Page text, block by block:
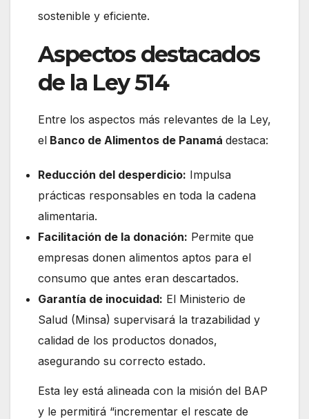
sostenible y eficiente.
Aspectos destacados
de la Ley 514
Entre los aspectos más relevantes de la Ley,
el Banco de Alimentos de Panamá destaca:
Reducción del desperdicio: Impulsa
prácticas responsables en toda la cadena
alimentaria.
Facilitación de la donación: Permite que
empresas donen alimentos aptos para el
consumo que antes eran descartados.
Garantía de inocuidad: El Ministerio de
Salud (Minsa) supervisará la trazabilidad y
calidad de los productos donados,
asegurando su correcto estado.
Esta ley está alineada con la misión del BAP
y le permitirá “incrementar el rescate de